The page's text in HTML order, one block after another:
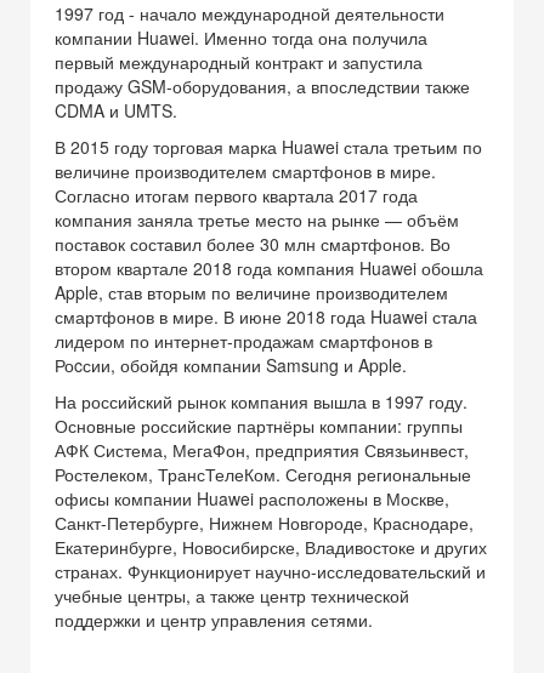
1997 год - начало международной деятельности
компании Huawei. Именно тогда она получила
первый международный контракт и запустила
продажу GSM-оборудования, а впоследствии также
CDMA и UMTS.
В 2015 году торговая марка Huawei стала третьим по
величине производителем смартфонов в мире.
Согласно итогам первого квартала 2017 года
компания заняла третье место на рынке — объём
поставок составил более 30 млн смартфонов. Во
втором квартале 2018 года компания Huawei обошла
Apple, став вторым по величине производителем
смартфонов в мире. В июне 2018 года Huawei стала
лидером по интернет-продажам смартфонов в
Роcсии, обойдя компании Samsung и Apple.
На российский рынок компания вышла в 1997 году.
Основные российские партнёры компании: группы
АФК Система, МегаФон, предприятия Связьинвест,
Ростелеком, ТрансТелеКом. Сегодня региональные
офисы компании Huawei расположены в Москве,
Санкт-Петербурге, Нижнем Новгороде, Краснодаре,
Екатеринбурге, Новосибирске, Владивостоке и других
странах. Функционирует научно-исследовательский и
учебные центры, а также центр технической
поддержки и центр управления сетями.